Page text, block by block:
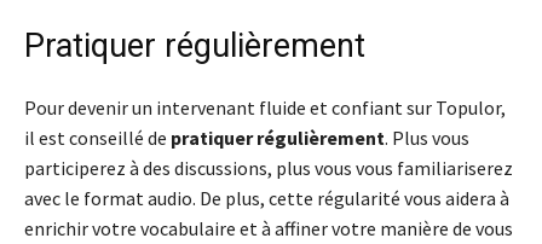
Pratiquer régulièrement
Pour devenir un intervenant fluide et confiant sur Topulor,
il est conseillé de pratiquer régulièrement. Plus vous
participerez à des discussions, plus vous vous familiariserez
avec le format audio. De plus, cette régularité vous aidera à
enrichir votre vocabulaire et à affiner votre manière de vous